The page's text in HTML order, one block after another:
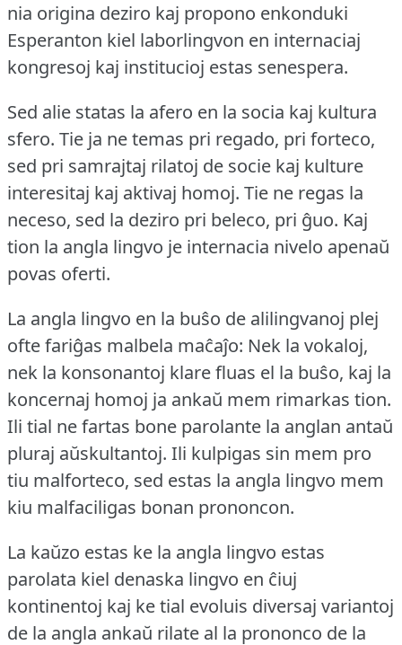
nia origina deziro kaj propono enkonduki
Esperanton kiel laborlingvon en internaciaj
kongresoj kaj institucioj estas senespera.
Sed alie statas la afero en la socia kaj kultura
sfero. Tie ja ne temas pri regado, pri forteco,
sed pri samrajtaj rilatoj de socie kaj kulture
interesitaj kaj aktivaj homoj. Tie ne regas la
neceso, sed la deziro pri beleco, pri ĝuo. Kaj
tion la angla lingvo je internacia nivelo apenaŭ
povas oferti.
La angla lingvo en la buŝo de alilingvanoj plej
ofte fariĝas malbela maĉaĵo: Nek la vokaloj,
nek la konsonantoj klare fluas el la buŝo, kaj la
koncernaj homoj ja ankaŭ mem rimarkas tion.
Ili tial ne fartas bone parolante la anglan antaŭ
pluraj aŭskultantoj. Ili kulpigas sin mem pro
tiu malforteco, sed estas la angla lingvo mem
kiu malfaciligas bonan prononcon.
La kaŭzo estas ke la angla lingvo estas
parolata kiel denaska lingvo en ĉiuj
kontinentoj kaj ke tial evoluis diversaj variantoj
de la angla ankaŭ rilate al la prononco de la